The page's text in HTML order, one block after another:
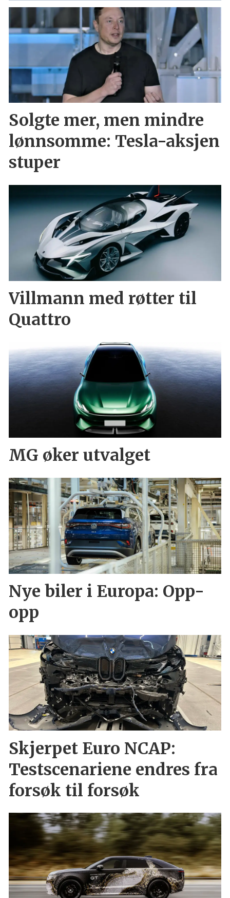
Solgte mer, men mindre
lønnsomme: Tesla-aksjen
stuper
Villmann med røtter til
Quattro
MG øker utvalget
Nye biler i Europa: Opp-
opp
Skjerpet Euro NCAP:
Testscenariene endres fra
forsøk til forsøk